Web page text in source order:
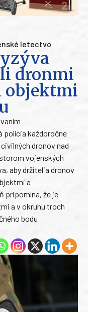
letectvo
dronmi
objektmi
polícia každoročne
dronov nad
vojenských
aby držitelia dronov
a
pripomína, že je
a v okruhu troch
bodu